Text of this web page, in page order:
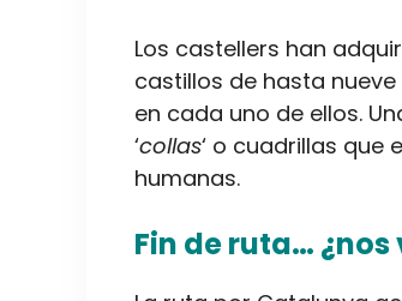
Los castellers han
castillos de hasta
en cada uno de ellos.
‘collas‘ o cuadrillas que
humanas.
Fin de ruta…